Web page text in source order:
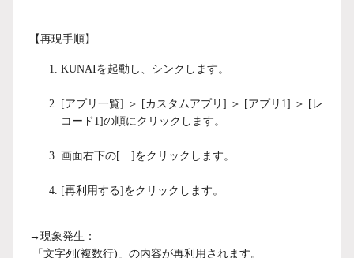
【再現手順】
KUNAIを起動し、シンクします。
[アプリ一覧] ＞ [カスタムアプリ] ＞ [アプリ1] ＞ [レ
コード1]の順にクリックします。
画面右下の[…]をクリックします。
[再利用する]をクリックします。
→現象発生：
「文字列(複数行)」の内容が再利用されます。